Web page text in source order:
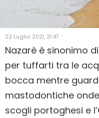
22 Luglio 2021, 21:47
Nazarè è sinonimo
per tuffarti tra le
bocca mentre
mastodontiche
scogli portoghesi e